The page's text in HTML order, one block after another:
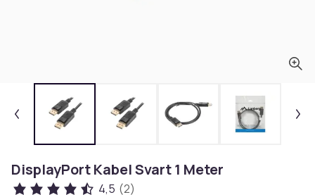
DisplayPort Kabel Svart 1 Meter
4,5 (2)